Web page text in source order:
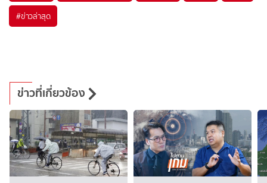
#ข่าวล่าสุด
ข่าวที่เกี่ยวข้อง